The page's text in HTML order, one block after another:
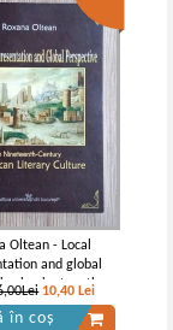
Oltean - Local
and global
in nineteenth-
literary culture
10,40 Lei
în coș